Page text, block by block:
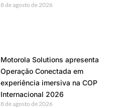
8 de agosto de 2026
Motorola Solutions apresenta
Operação Conectada em
experiência imersiva na COP
Internacional 2026
8 de agosto de 2026